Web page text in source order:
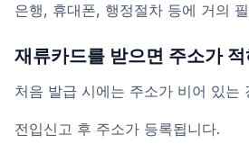
은행, 휴대폰, 행정절차 등에 거의
재류카드를 받으면 주소가
처음 발급 시에는 주소가 비어 있는
전입신고 후 주소가 등록됩니다.